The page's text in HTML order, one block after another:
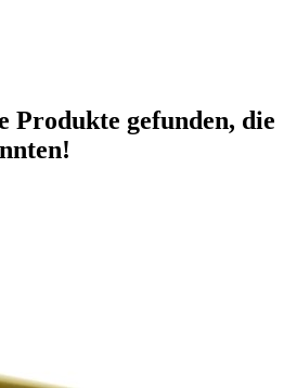
Produkte gefunden, die